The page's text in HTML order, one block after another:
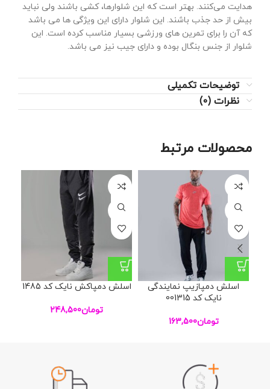
هدایت می‌کنند. بهتر است که این شلوار‌ها، کشی باشند ولی نباید
بیش از حد جذب باشند. این شلوار دارای این ویژگی ها می باشد
که آن را برای تمرین های ورزشی بسیار مناسب کرده است. این
شلوار از جنس بنگال بوده و دارای جیب نیز می باشد.
توضیحات تکمیلی
نظرات (0)
محصولات مرتبط
L
XL
اسلش دمپازیپ نمایندگی
نایک کد 001315
تومان163,500
L
XL
اسلش دمپاکش نایک کد 1485
تومان248,500